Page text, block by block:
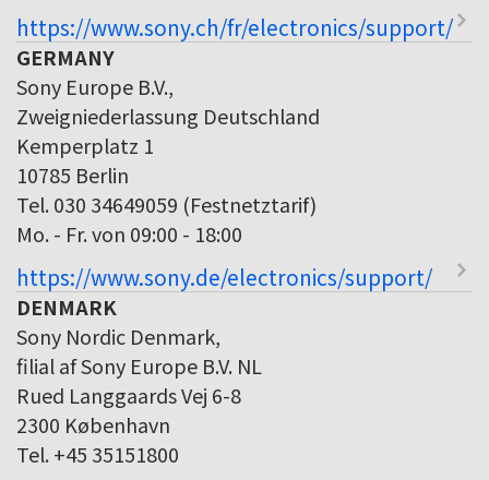
https://www.sony.ch/fr/electronics/support/
GERMANY
Sony Europe B.V.,
Zweigniederlassung Deutschland
Kemperplatz 1
10785 Berlin
Tel. 030 34649059 (Festnetztarif)
Mo. - Fr. von 09:00 - 18:00
https://www.sony.de/electronics/support/
DENMARK
Sony Nordic Denmark,
filial af Sony Europe B.V. NL
Rued Langgaards Vej 6-8
2300 København
Tel. +45 35151800